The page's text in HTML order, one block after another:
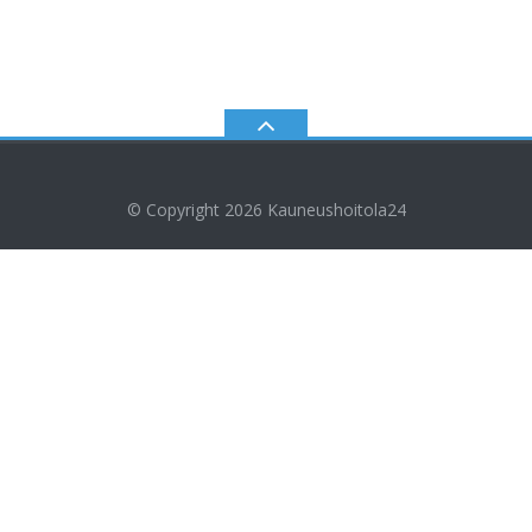
© Copyright 2026 Kauneushoitola24